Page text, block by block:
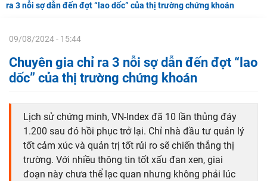
ra 3 nỗi sợ dẫn đến đợt “lao dốc” của thị trường chứng khoán
09/08/2024 - 15:44
Chuyên gia chỉ ra 3 nỗi sợ dẫn đến đợt “lao
dốc” của thị trường chứng khoán
Lịch sử chứng minh, VN-Index đã 10 lần thủng đáy
1.200 sau đó hồi phục trở lại. Chỉ nhà đầu tư quản lý
tốt cảm xúc và quản trị tốt rủi ro sẽ chiến thắng thị
trường. Với nhiều thông tin tốt xấu đan xen, giai
đoạn này chưa thể lạc quan nhưng không phải lúc